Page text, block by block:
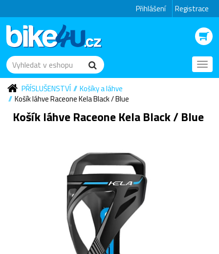
Přihlášení Registrace
PŘÍSLUŠENSTVÍ
Košíky a láhve
Košík láhve Raceone Kela Black / Blue
Košík láhve Raceone Kela Black / Blue